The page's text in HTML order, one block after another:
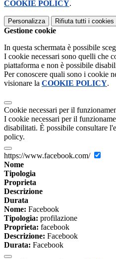
COOKIE POLICY.
Personalizza Rifiuta tutti i cookies
Gestione cookie
In questa schermata è possibile
I cookie necessari sono quelli che
piattaforma e non è possibile
Per conoscere quali sono i cookie
visionare la COOKIE POLICY.
Cookie necessari per il
I cookie necessari per il
disabilitati. È possibile consultare
policy.
https://www.facebook.com/
Nome
Tipologia
Proprieta
Descrizione
Durata
Nome: Facebook
Tipologia: profilazione
Proprieta: facebook
Descrizione: Facebook
Durata: Facebook